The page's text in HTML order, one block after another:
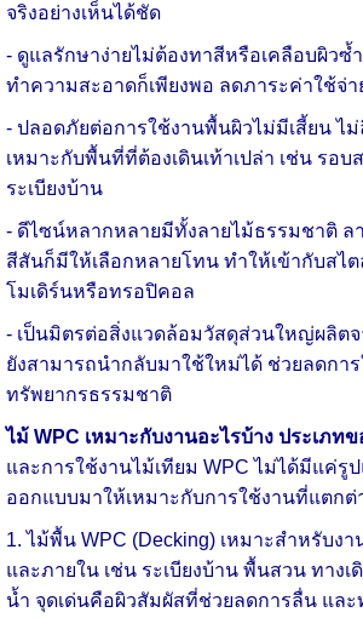
จริงอย่างเห็นได้ชัด
- ดูแลรักษาง่ายไม่ต้องทาสีหรือเคลือบผิวซ้
ทำความสะอาดก็เพียงพอ ลดภาระค่าใช้จ่า
- ปลอดภัยต่อการใช้งานพื้นผิวไม่มีเสี้ยน ไม่
เหมาะกับพื้นที่ที่ต้องเดินเท้าเปล่า เช่น รอบ
ระเบียงบ้าน
- ดีไซน์หลากหลายมีทั้งลายไม้ธรรมชาติ ลา
สีสันก็มีให้เลือกหลายโทน ทำให้เข้ากับสไต
โมเดิร์นหรือทรอปิคอล
- เป็นมิตรต่อสิ่งแวดล้อมวัสดุส่วนใหญ่ผลิตจ
ยังสามารถนำกลับมาใช้ใหม่ได้ ช่วยลดการ
ทรัพยากรธรรมชาติ
ไม้ WPC เหมาะกับงานอะไรบ้างประเภทข
และการใช้งานไม้เทียม WPC ไม่ได้มีแค่รู
ออกแบบมาให้เหมาะกับการใช้งานที่แตกต่
1. ไม้พื้น WPC (Decking) เหมาะสำหรับง
และภายใน เช่น ระเบียงบ้าน พื้นสวน ทางเ
น้ำ จุดเด่นคือผิวสัมผัสที่ช่วยลดการลื่น แล